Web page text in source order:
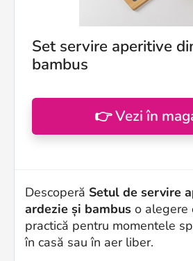
Set servire aperitive
bambus
👉 Vezi în
Descoperă Setul de servire
ardezie și bambus o alegere
practică pentru momentele
în casă sau în aer liber.